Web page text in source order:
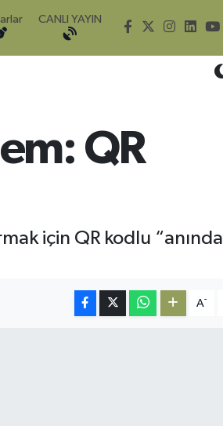
CANLI YAYIN
QR
için QR kodlu “anında
A-